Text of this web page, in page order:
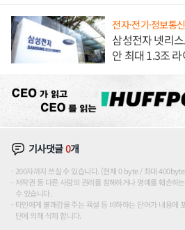
전자·전기·정보통신
삼성전자 넷리
안 최대 1.3조
기사댓글0개
200자까지 쓰실 수 있습니다. (현재 0 byte / 최대
저작권 등 다른 사람의 권리를 침해하거나 명예를 훼손하
수 있습니다.
타인에게 불쾌감을 주는 욕설 등 비하하는 단어가 내용에
단에 의해 삭제 합니다.